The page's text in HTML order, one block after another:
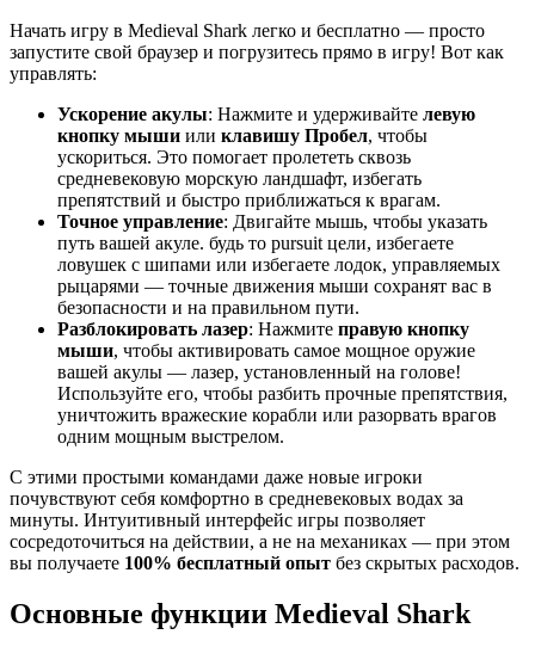
Начать игру в Medieval Shark легко и бесплатно — просто
запустите свой браузер и погрузитесь прямо в игру! Вот как
управлять:
Ускорение акулы: Нажмите и удерживайте левую
кнопку мыши или клавишу Пробел, чтобы
ускориться. Это помогает пролететь сквозь
средневековую морскую ландшафт, избегать
препятствий и быстро приближаться к врагам.
Точное управление: Двигайте мышь, чтобы указать
путь вашей акуле. будь то pursuit цели, избегаете
ловушек с шипами или избегаете лодок, управляемых
рыцарями — точные движения мыши сохранят вас в
безопасности и на правильном пути.
Разблокировать лазер: Нажмите правую кнопку
мыши, чтобы активировать самое мощное оружие
вашей акулы — лазер, установленный на голове!
Используйте его, чтобы разбить прочные препятствия,
уничтожить вражеские корабли или разорвать врагов
одним мощным выстрелом.
С этими простыми командами даже новые игроки
почувствуют себя комфортно в средневековых водах за
минуты. Интуитивный интерфейс игры позволяет
сосредоточиться на действии, а не на механиках — при этом
вы получаете 100% бесплатный опыт без скрытых расходов.
Основные функции Medieval Shark